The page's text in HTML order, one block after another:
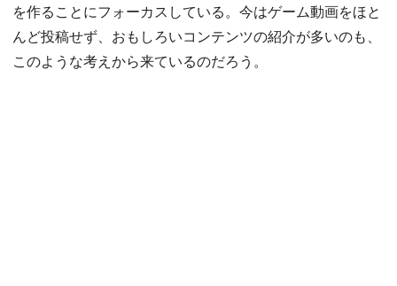
を作ることにフォーカスしている。今はゲーム動画をほと
んど投稿せず、おもしろいコンテンツの紹介が多いのも、
このような考えから来ているのだろう。